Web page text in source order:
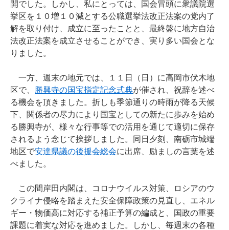
開でした。しかし、私にとっては、国会冒頭に衆議院選
挙区を１０増１０減とする公職選挙法改正法案の党内了
解を取り付け、成立に至ったことと、最終盤に地方自治
法改正法案を成立させることができ、実り多い国会とな
りました。
一方、週末の地元では、１１日（日）に高岡市伏木地
区で、 勝興寺の国宝指定記念式典が催され、祝辞を述べ
る機会を頂きました。折しも季節通りの時雨が降る天候
下、関係者の尽力により国宝としての新たに歩みを始め
る勝興寺が、様々な行事等での活用を通じて適切に保存
されるよう念じて挨拶しました。同日夕刻、南砺市城端
地区で安達県議の後援会総会に出席、励ましの言葉を述
べました。
この間岸田内閣は、コロナウイルス対策、ロシアのウ
クライナ侵略を踏まえた安全保障政策の見直し、エネル
ギー・物価高に対応する補正予算の編成と、国政の重要
課題に着実な対応を進めました。しかし、毎週末の各種